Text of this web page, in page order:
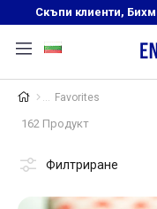
Favorites
162 Продукт
Филтриране